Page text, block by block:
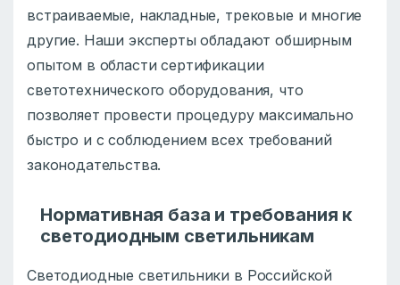
встраиваемые, накладные, трековые и многие
другие. Наши эксперты обладают обширным
опытом в области сертификации
светотехнического оборудования, что
позволяет провести процедуру максимально
быстро и с соблюдением всех требований
законодательства.
Нормативная база и требования к
светодиодным светильникам
Светодиодные светильники в Российской